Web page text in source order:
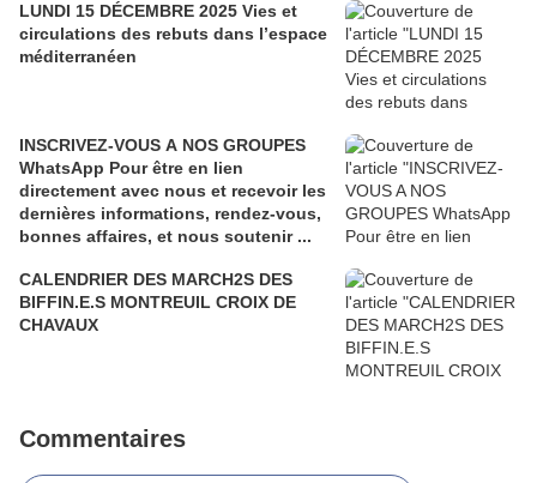
LUNDI 15 DÉCEMBRE 2025 Vies et
circulations des rebuts dans l’espace
méditerranéen
INSCRIVEZ-VOUS A NOS GROUPES
WhatsApp Pour être en lien
directement avec nous et recevoir les
dernières informations, rendez-vous,
bonnes affaires, et nous soutenir ...
CALENDRIER DES MARCH2S DES
BIFFIN.E.S MONTREUIL CROIX DE
CHAVAUX
Commentaires